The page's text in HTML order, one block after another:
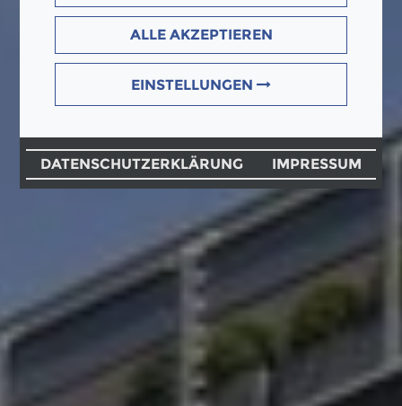
ALLE AKZEPTIEREN
EINSTELLUNGEN
DATENSCHUTZERKLÄRUNG IMPRESSUM